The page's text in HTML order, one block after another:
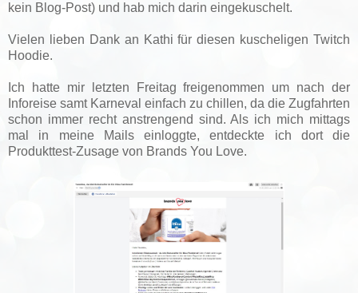
kein Blog-Post) und hab mich darin eingekuschelt.
Vielen lieben Dank an Kathi für diesen kuscheligen Twitch
Hoodie.
Ich hatte mir letzten Freitag freigenommen um nach der
Inforeise samt Karneval einfach zu chillen, da die Zugfahrten
schon immer recht anstrengend sind. Als ich mich mittags
mal in meine Mails einloggte, entdeckte ich dort die
Produkttest-Zusage von Brands You Love.